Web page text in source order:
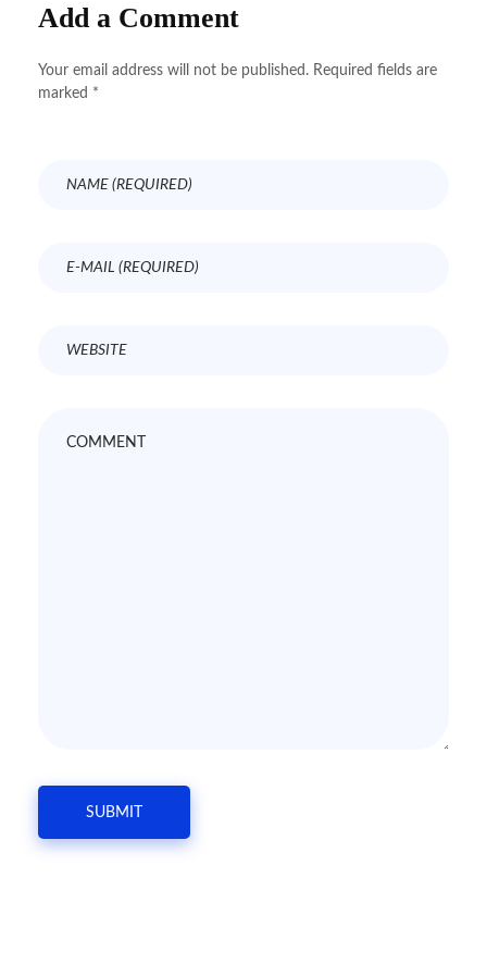
Add a Comment
Your email address will not be published. Required fields are
marked *